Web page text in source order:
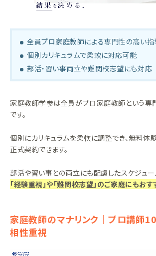
全員プロ家庭教師による専門性の高い指
個別カリキュラムで柔軟に対応可能
部活・習い事両立や難関校志望にも対応
家庭教師学参は全員がプロ家庭教師という専
です。
個別にカリキュラムを柔軟に調整でき、無料体
正式契約できます。
部活や習い事との両立にも配慮したスケジュー
「経験重視」や「難関校志望」のご家庭にもおす
家庭教師のマナリンク｜プロ講師
相性重視